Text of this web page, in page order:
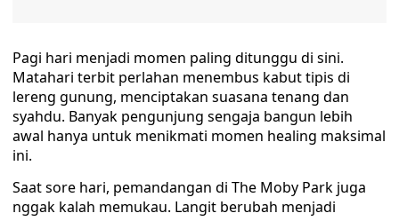
Pagi hari menjadi momen paling ditunggu di sini.
Matahari terbit perlahan menembus kabut tipis di
lereng gunung, menciptakan suasana tenang dan
syahdu. Banyak pengunjung sengaja bangun lebih
awal hanya untuk menikmati momen healing maksimal
ini.
Saat sore hari, pemandangan di The Moby Park juga
nggak kalah memukau. Langit berubah menjadi